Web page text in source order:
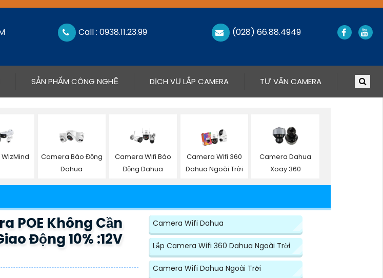
Call : 0938.11.23.99 (028) 66.88.4949
SẢN PHẨM CÔNG NGHỆ DỊCH VỤ LẮP CAMERA TƯ VẤN CAMERA
Camera Báo Động
Dahua
Camera Wifi Báo
Động Dahua
Camera Wifi 360
Dahua Ngoài Trời
Camera Dahua
Xoay 360
POE Không Cần
Động 10% :12V
Camera Wifi Dahua
Lắp Camera Wifi 360 Dahua Ngoài Trời
Camera Wifi Dahua Ngoài Trời